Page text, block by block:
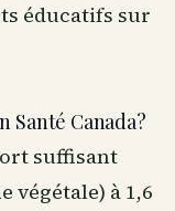
éducatifs sur
Santé Canada?
suffisant
végétale) à 1,6